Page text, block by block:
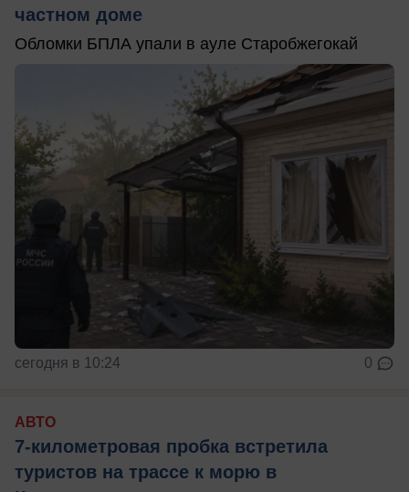
частном доме
Обломки БПЛА упали в ауле Старобжегокай
сегодня в 10:24 0
АВТО
7-километровая пробка встретила
туристов на трассе к морю в